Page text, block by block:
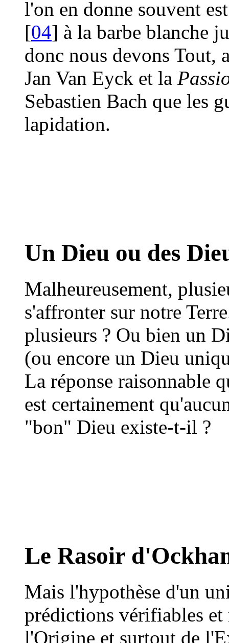
l'on en donne souvent
[04] à la barbe blanche
donc nous devons Tout,
Jan Van Eyck et la
Sebastien Bach que les
lapidation.
Un Dieu ou des
Malheureusement,
s'affronter sur notre
plusieurs ? Ou bien un
(ou encore un Dieu
La réponse raisonnable
est certainement
"bon" Dieu existe-t-il ?
Le Rasoir
Mais l'hypothèse d'un
prédictions vérifiables et
l'Origine et surtout de